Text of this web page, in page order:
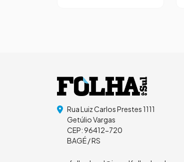
Rua Luiz Carlos Prestes 1111
Getúlio Vargas
CEP: 96412-720
BAGÉ / RS